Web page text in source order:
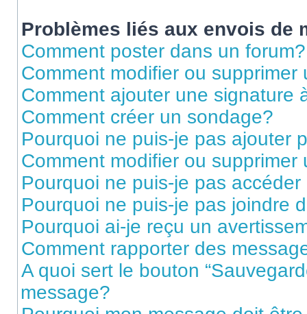
Problèmes liés aux envois de
Comment poster dans un forum?
Comment modifier ou supprimer
Comment ajouter une signature
Comment créer un sondage?
Pourquoi ne puis-je pas ajouter
Comment modifier ou supprimer
Pourquoi ne puis-je pas
Pourquoi ne puis-je pas joindre
Pourquoi ai-je reçu un
Comment rapporter des
A quoi sert le bouton
message?